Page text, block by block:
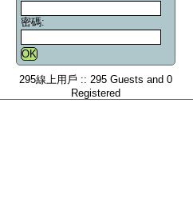
密碼:
295線上用戶 :: 295 Guests and 0
Registered